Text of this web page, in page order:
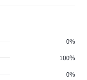
0%
100%
0%